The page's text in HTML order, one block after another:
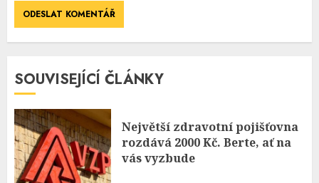
SOUVISEJÍCÍ ČLÁNKY
Největší zdravotní pojišťovna
rozdává 2000 Kč. Berte, ať na
vás vyzbude